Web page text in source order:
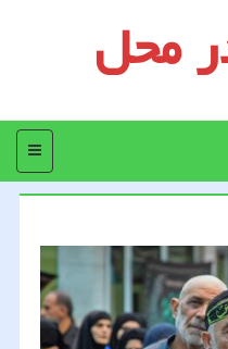
محل
منو